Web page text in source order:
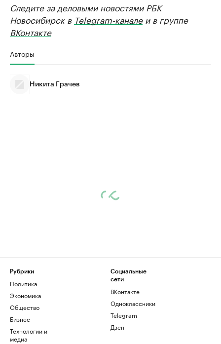
Следите за деловыми новостями РБК
Новосибирск в Telegram-каналеи в группе
ВКонтакте
Авторы
Никита Грачев
Рубрики
Политика
Экономика
Общество
Бизнес
Технологии и
медиа
Социальные
сети
ВКонтакте
Одноклассники
Telegram
Дзен